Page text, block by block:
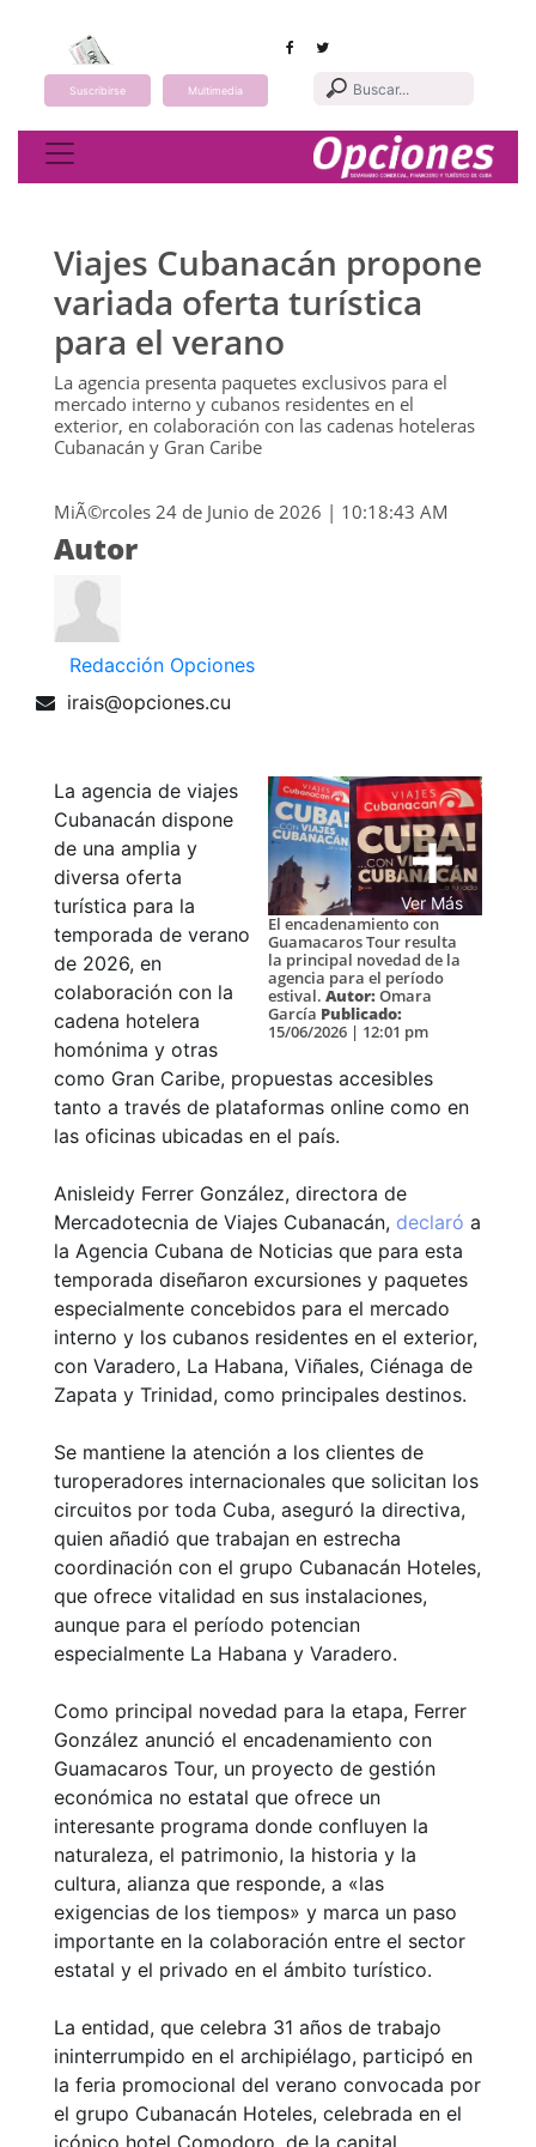
Suscribirse Multimedia
Toggle navigation
Viajes Cubanacán propone
variada oferta turística
para el verano
La agencia presenta paquetes exclusivos para el
mercado interno y cubanos residentes en el
exterior, en colaboración con las cadenas hoteleras
Cubanacán y Gran Caribe
MiÃ©rcoles 24 de Junio de 2026 | 10:18:43 AM
Autor
Redacción Opciones
irais@opciones.cu
Ver Más
El encadenamiento con
Guamacaros Tour resulta
la principal novedad de la
agencia para el período
estival. Autor: Omara
García Publicado:
15/06/2026 | 12:01 pm
La agencia de viajes
Cubanacán dispone
de una amplia y
diversa oferta
turística para la
temporada de verano
de 2026, en
colaboración con la
cadena hotelera
homónima y otras
como Gran Caribe, propuestas accesibles
tanto a través de plataformas online como en
las oficinas ubicadas en el país.
Anisleidy Ferrer González, directora de
Mercadotecnia de Viajes Cubanacán, declaró a
la Agencia Cubana de Noticias que para esta
temporada diseñaron excursiones y paquetes
especialmente concebidos para el mercado
interno y los cubanos residentes en el exterior,
con Varadero, La Habana, Viñales, Ciénaga de
Zapata y Trinidad, como principales destinos.
Se mantiene la atención a los clientes de
turoperadores internacionales que solicitan los
circuitos por toda Cuba, aseguró la directiva,
quien añadió que trabajan en estrecha
coordinación con el grupo Cubanacán Hoteles,
que ofrece vitalidad en sus instalaciones,
aunque para el período potencian
especialmente La Habana y Varadero.
Como principal novedad para la etapa, Ferrer
González anunció el encadenamiento con
Guamacaros Tour, un proyecto de gestión
económica no estatal que ofrece un
interesante programa donde confluyen la
naturaleza, el patrimonio, la historia y la
cultura, alianza que responde, a «las
exigencias de los tiempos» y marca un paso
importante en la colaboración entre el sector
estatal y el privado en el ámbito turístico.
La entidad, que celebra 31 años de trabajo
ininterrumpido en el archipiélago, participó en
la feria promocional del verano convocada por
el grupo Cubanacán Hoteles, celebrada en el